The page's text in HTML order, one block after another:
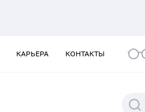
КАРЬЕРА КОНТАКТЫ